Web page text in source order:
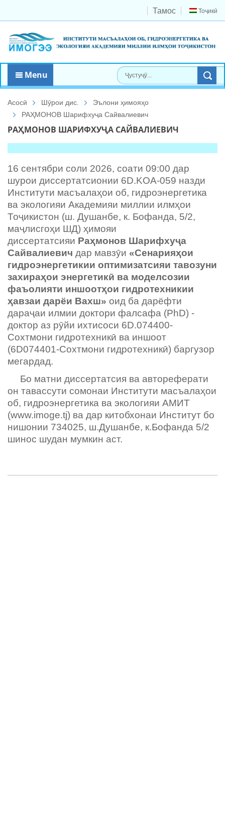
Тоҷикӣ
Тамос
Menu
Асосӣ Шӯрои дис.
Эълони ҳимояҳо
РАҲМОНОВ Шарифхуҷа Сайвалиевич
РАҲМОНОВ ШАРИФХУҶА САЙВАЛИЕВИЧ
16 сентябри соли 2026, соати 09:00 дар
шурои диссертатсионии 6D.KOA-059 назди
Институти масъалаҳои об, гидроэнергетика
ва экологияи Академияи миллии илмҳои
Тоҷикистон (ш. Душанбе, к. Бофанда, 5/2,
маҷлисгоҳи ШД) ҳимояи
диссертатсияи Раҳмонов Шарифхуҷа
Сайвалиевич дар мавзӯи «Сенарияҳои
гидроэнергетикии оптимизатсияи тавозуни
захираҳои энергетикӣ ва моделсозии
фаъолияти иншоотҳои гидротехникии
ҳавзаи дарёи Вахш» оид ба дарёфти
дараҷаи илмии доктори фалсафа (PhD) -
доктор аз рӯйи ихтисоси 6D.074400-
Сохтмони гидротехникӣ ва иншоот
(6D074401-Сохтмони гидротехникӣ) баргузор
мегардад.
Бо матни диссертатсия ва автореферати
он тавассути сомонаи Институти масъалаҳои
об, гидроэнергетика ва экологияи АМИТ
(www.imoge.tj) ва дар китобхонаи Институт бо
нишонии 734025, ш.Душанбе, к.Бофанда 5/2
шинос шудан мумкин аст.